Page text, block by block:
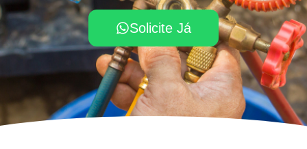
Solicite Já